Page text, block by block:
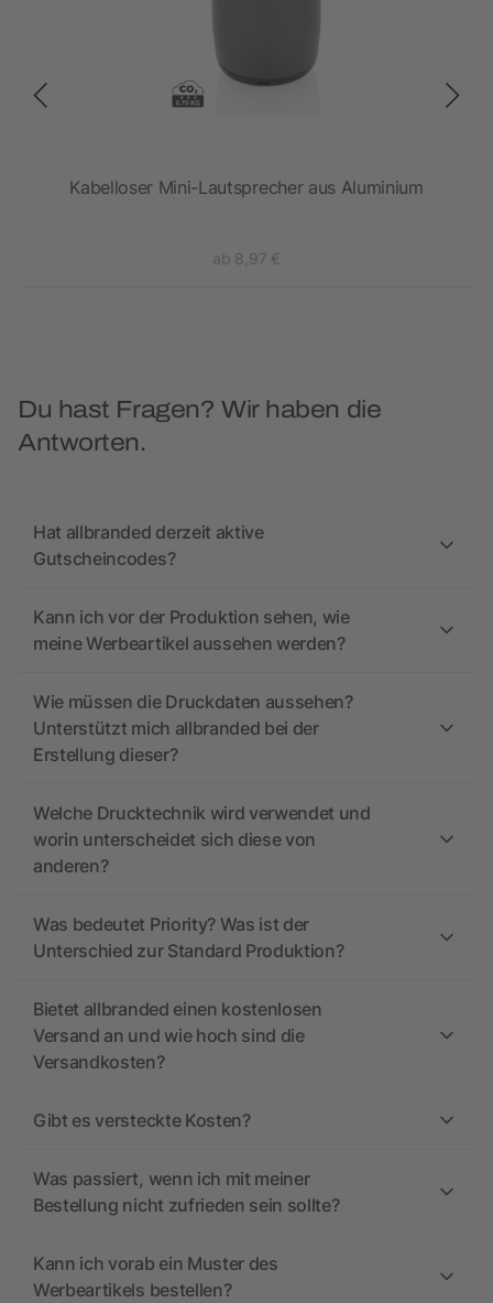
Kabelloser Mini-Lautsprecher aus Aluminium
ab 8,97 €
Du hast Fragen? Wir haben die
Antworten.
Hat allbranded derzeit aktive
Gutscheincodes?
Kann ich vor der Produktion sehen, wie
meine Werbeartikel aussehen werden?
Wie müssen die Druckdaten aussehen?
Unterstützt mich allbranded bei der
Erstellung dieser?
Welche Drucktechnik wird verwendet und
worin unterscheidet sich diese von
anderen?
Was bedeutet Priority? Was ist der
Unterschied zur Standard Produktion?
Bietet allbranded einen kostenlosen
Versand an und wie hoch sind die
Versandkosten?
Gibt es versteckte Kosten?
Was passiert, wenn ich mit meiner
Bestellung nicht zufrieden sein sollte?
Kann ich vorab ein Muster des
Werbeartikels bestellen?